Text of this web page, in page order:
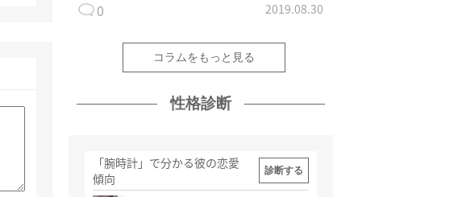
0 2019.08.30
コラムをもっと見る
性格診断
「腕時計」で分かる彼の恋愛
傾向
診断する